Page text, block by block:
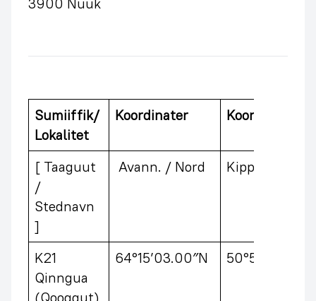
Sumiiffik/
Lokalitet
Koordinater Koordinater
[ Taaguut
/
Stednavn
]
Avann. / Nord Kipp. / Vest
K21
Qinngua
(Qooqqut)
64°15’03.00″N